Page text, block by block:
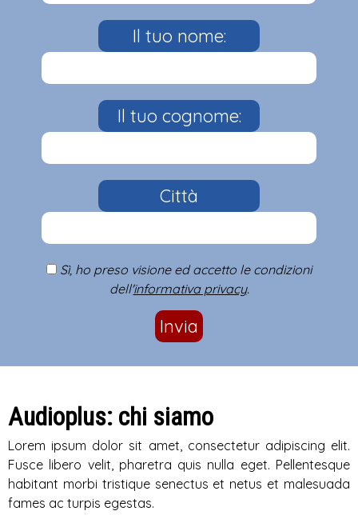
Il tuo nome:
Il tuo cognome:
Città
Sì, ho preso visione ed accetto le condizioni
dell'informativa privacy.
Invia
Audioplus: chi siamo
Lorem ipsum dolor sit amet, consectetur adipiscing elit.
Fusce libero velit, pharetra quis nulla eget. Pellentesque
habitant morbi tristique senectus et netus et malesuada
fames ac turpis egestas.